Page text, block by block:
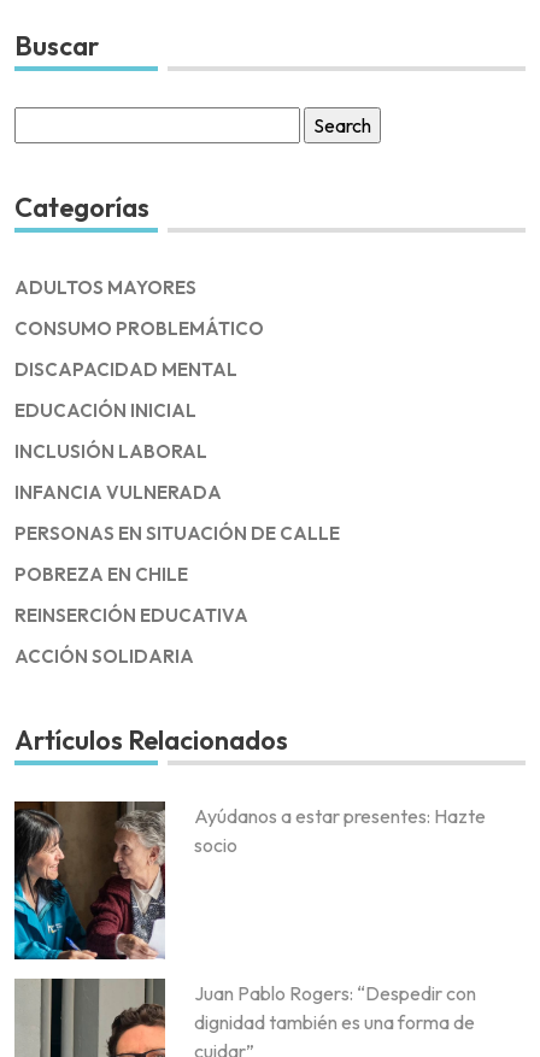
Buscar
for:
Categorías
ADULTOS MAYORES
CONSUMO PROBLEMÁTICO
DISCAPACIDAD MENTAL
EDUCACIÓN INICIAL
INCLUSIÓN LABORAL
INFANCIA VULNERADA
PERSONAS EN SITUACIÓN DE CALLE
POBREZA EN CHILE
REINSERCIÓN EDUCATIVA
ACCIÓN SOLIDARIA
Artículos Relacionados
Ayúdanos a estar presentes: Hazte
socio
Juan Pablo Rogers: “Despedir con
dignidad también es una forma de
cuidar”